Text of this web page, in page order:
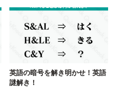
英語の暗号を解き明かせ！英語
謎解き！